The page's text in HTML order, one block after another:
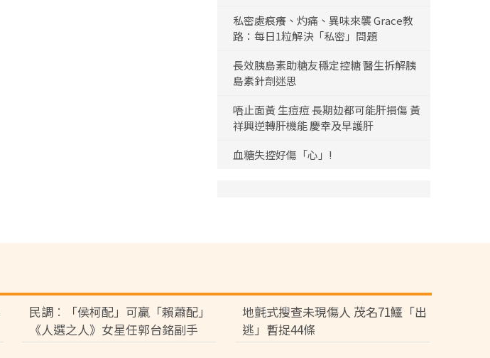
私密處痕癢、灼痛、異味來襲 Grace教
路：每日1粒解決「私密」問題
長效胰島素助糖友穩定控糖 醫生拆解胰
島素針劑迷思
唔止面黃 生痘痘 長期攰都可能肝損傷 黃
祥興逆轉肝機能 慶幸及早護肝
血糖失控好傷「心」!
民調︰「侯柯配」可贏「賴蕭配」
《人選之人》女星任郭台銘副手
地氈式搜查未現傷人 茂名71鱷「出
逃」暫捉44條